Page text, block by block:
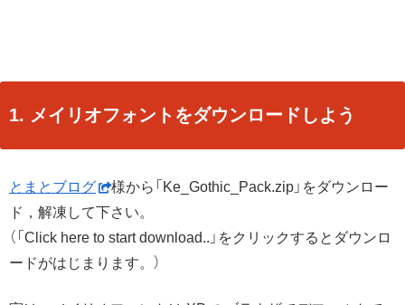
1. メイリオフォントをダウンロードしよう
とまとブログ
様から「Ke_Gothic_Pack.zip」をダウンロー
ド，解凍して下さい。
（「Click here to start download..」をクリックするとダウンロ
ードがはじまります。）